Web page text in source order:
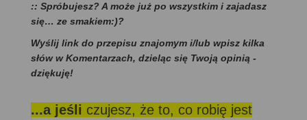
:: Spróbujesz? A może już po wszystkim i zajadasz
się… ze smakiem:)?
Wyślij link do przepisu znajomym i/lub wpisz kilka
słów w Komentarzach, dzieląc się Twoją opinią -
dziękuję!
...a jeśli czujesz, że to, co robię jest